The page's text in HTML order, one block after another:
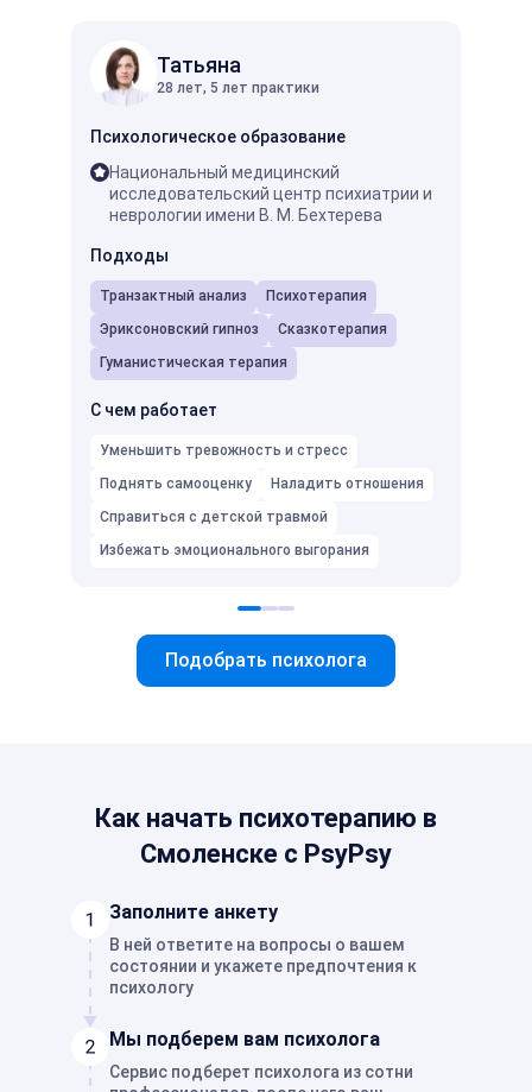
Татьяна
28 лет, 5 лет практики
Психологическое образование
Национальный медицинский
исследовательский центр психиатрии и
неврологии имени В. М. Бехтерева
Подходы
Транзактный анализ
Психотерапия
Эриксоновский гипноз
Сказкотерапия
Гуманистическая терапия
С чем работает
Уменьшить тревожность и стресс
Поднять самооценку
Наладить отношения
Справиться с детской травмой
Избежать эмоционального выгорания
Подобрать психолога
Как начать психотерапию в
Смоленске с PsyPsy
Заполните анкету
В ней ответите на вопросы о вашем
состоянии и укажете предпочтения к
психологу
Мы подберем вам психолога
Сервис подберет психолога из сотни